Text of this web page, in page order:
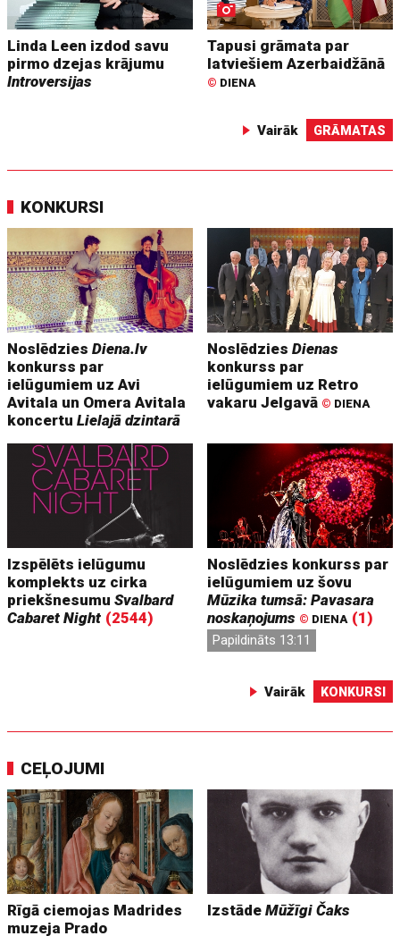
Linda Leen izdod savu
pirmo dzejas krājumu
Introversijas
Tapusi grāmata par
latviešiem Azerbaidžānā
© DIENA
Vairāk GRĀMATAS
KONKURSI
NoslēdziesDiena.lv
konkurss par
ielūgumiem uz Avi
Avitala un Omera Avitala
koncertuLielajā dzintarā
NoslēdziesDienas
konkurss par
ielūgumiem uz Retro
vakaru Jelgavā © DIENA
Izspēlēts ielūgumu
komplekts uz cirka
priekšnesumuSvalbard
Cabaret Night (2544)
Noslēdzies konkurss par
ielūgumiem uz šovu
Mūzika tumsā: Pavasara
noskaņojums © DIENA (1)
Papildināts 13:11
Vairāk KONKURSI
CEĻOJUMI
Rīgā ciemojas Madrides
muzeja Prado
IzstādeMūžīgi Čaks